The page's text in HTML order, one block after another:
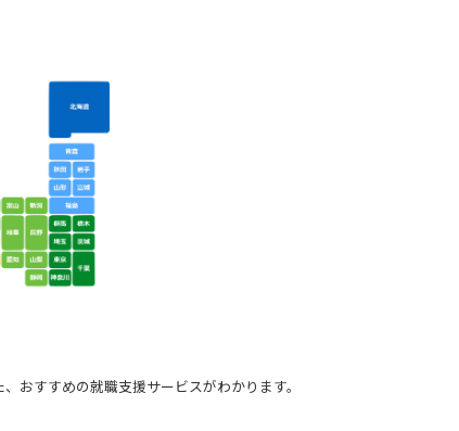
おすすめの就職支援サービスがわかります。